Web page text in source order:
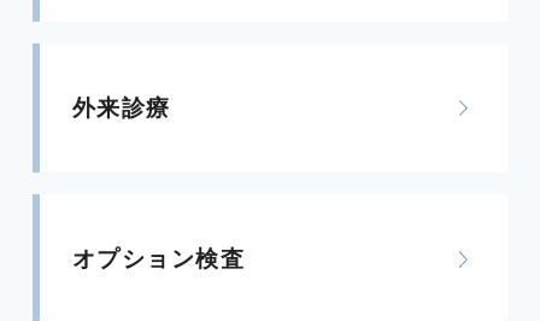
外来診療
オプション検査